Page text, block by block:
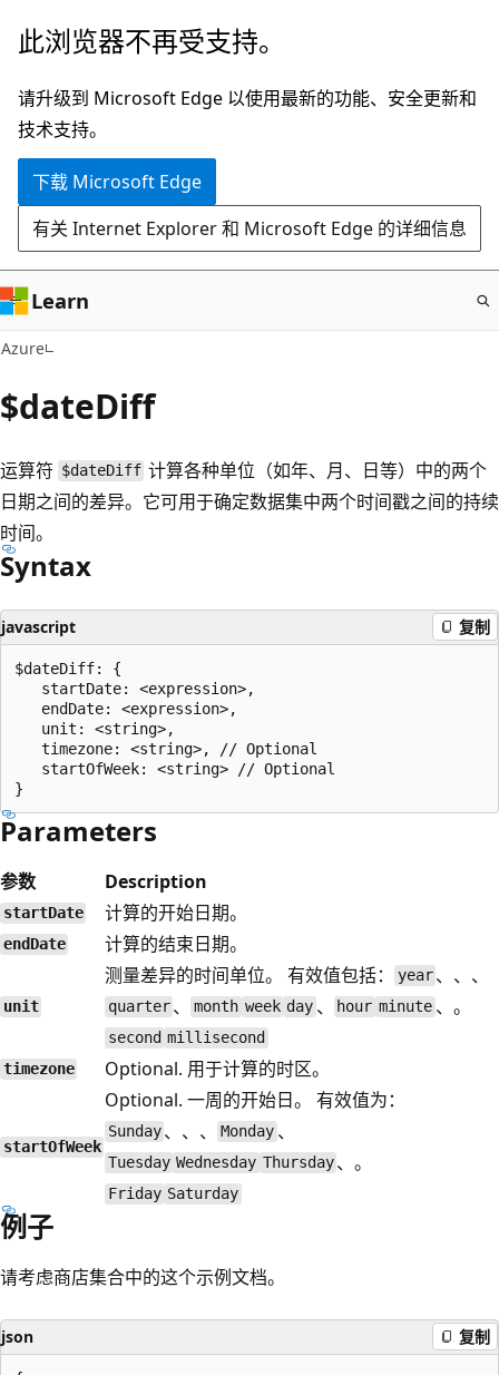
跳
主
要
内
此浏览器不再受支持。
请升级到 Microsoft Edge 以使用最新的功能、安全更新和
技术支持。
下载 Microsoft Edge
有关 Internet Explorer 和 Microsoft Edge 的详细信息
Learn
Azure
$dateDiff
运算符 $dateDiff 计算各种单位（如年、月、日等）中的两个
日期之间的差异。它可用于确定数据集中两个时间戳之间的持续
时间。
Syntax
javascript 复制
$dateDiff: {
   startDate: <expression>,
   endDate: <expression>,
   unit: <string>,
   timezone: <string>, // Optional
   startOfWeek: <string> // Optional
Parameters
参数 Description
startDate 计算的开始日期。
endDate 计算的结束日期。
unit
测量差异的时间单位。 有效值包括： year 、、、
quarter 、month week day、 hour minute 、。
second millisecond
timezone
Optional. 用于计算的时区。
startOfWeek
Optional. 一周的开始日。 有效值为：
Sunday 、、、 Monday 、
Tuesday Wednesday Thursday 、。
Friday Saturday
例子
请考虑商店集合中的这个示例文档。
json 复制